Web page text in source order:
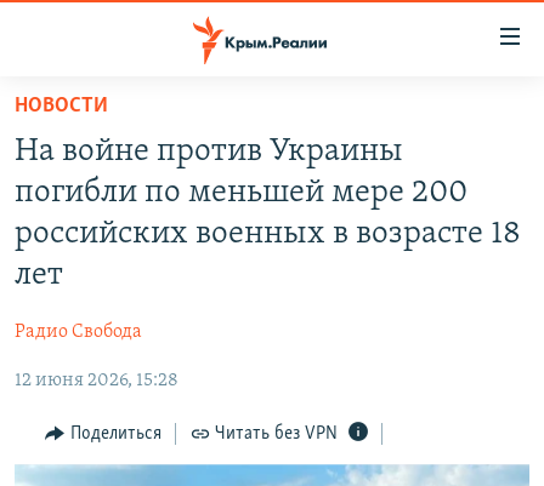
Вернуться
основному
содержанию
главной
Вернутся
СПЕЦПРОЕКТЫ
ГРУЗ 200
ИНФОГРАФИКА
ТЕЛЕПРОЕКТ КРЫМ.РЕАЛИИ
РАДІО СВОБОДА
КАК ОБОЙТИ БЛОКИРОВКУ
НОВОСТИ
На войне против Украины
погибли по меньшей мере 200
российских военных в возрасте 18
лет
Радио Свобода
12 июня 2026, 15:28
Поделиться Читать без VPN